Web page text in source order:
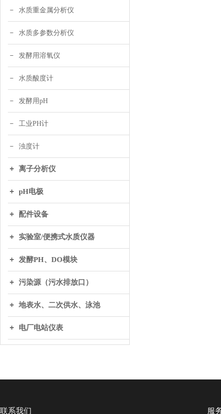
水质重金属分析仪
水质多参数分析仪
发酵用溶氧仪
水质酸度计
发酵用pH
工业PH计
浊度计
离子分析仪
pH电极
配件设备
实验室/便携式水质仪器
发酵PH、DO模块
污染源（污水排放口）
地表水、二次供水、泳池
电厂电站仪表
联系我们 服